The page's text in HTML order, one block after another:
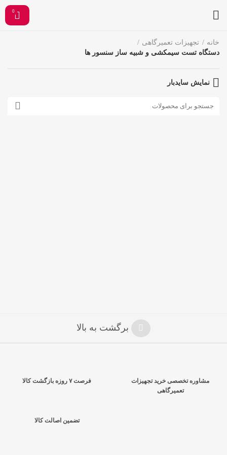
0
خانه
تجهیزات تعمیرگاهی
دستگاه تست سیمکشی و شبیه ساز سنسور ها
نمایش سایدبار
برگشت به بالا
فرصت ۷ روزه بازگشت کالا
مشاوره تخصصی خرید تجهیزات
تعمیرگاهی
تضمین اصالت کالا